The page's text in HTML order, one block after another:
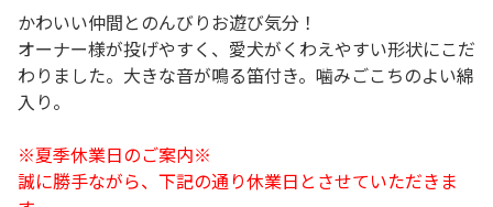
かわいい仲間とのんびりお遊び気分！
オーナー様が投げやすく、愛犬がくわえやすい形状にこだ
わりました。大きな音が鳴る笛付き。噛みごこちのよい綿
入り。
※夏季休業日のご案内※
誠に勝手ながら、下記の通り休業日とさせていただきま